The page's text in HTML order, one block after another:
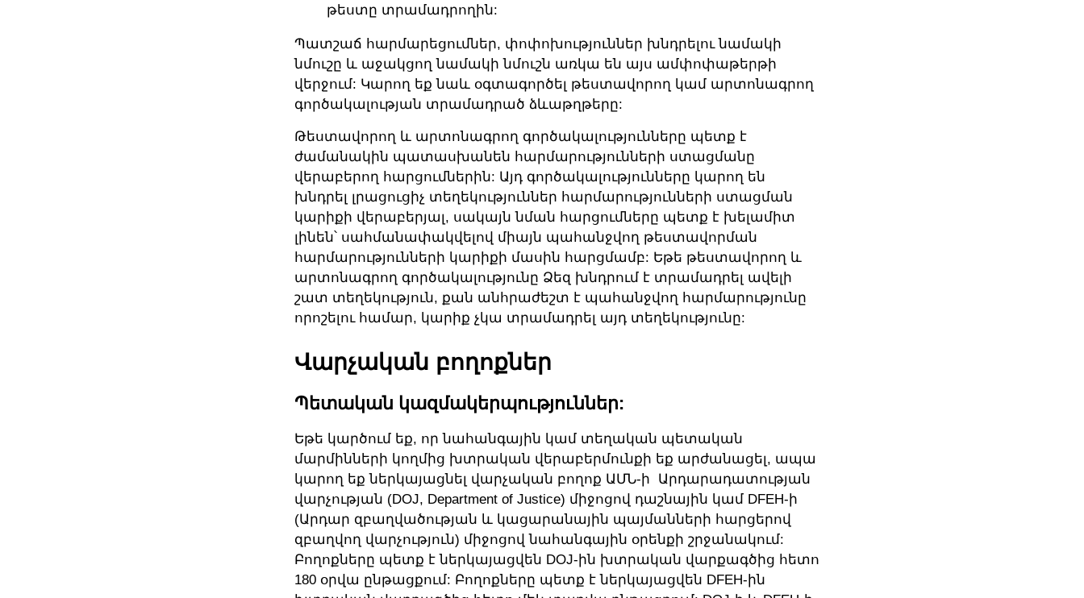
թեստը տրամադրողին:
Պատշաճ հարմարեցումներ, փոփոխություններ խնդրելու նամակի
նմուշը և աջակցող նամակի նմուշն առկա են այս ամփոփաթերթի
վերջում: Կարող եք նաև օգտագործել թեստավորող կամ արտոնագրող
գործակալության տրամադրած ձևաթղթերը:
Թեստավորող և արտոնագրող գործակալությունները պետք է
ժամանակին պատասխանեն հարմարությունների ստացմանը
վերաբերող հարցումներին: Այդ գործակալությունները կարող են
խնդրել լրացուցիչ տեղեկություններ հարմարությունների ստացման
կարիքի վերաբերյալ, սակայն նման հարցումները պետք է խելամիտ
լինեն՝ սահմանափակվելով միայն պահանջվող թեստավորման
հարմարությունների կարիքի մասին հարցմամբ: Եթե թեստավորող և
արտոնագրող գործակալությունը Ձեզ խնդրում է տրամադրել ավելի
շատ տեղեկություն, քան անհրաժեշտ է պահանջվող հարմարությունը
որոշելու համար, կարիք չկա տրամադրել այդ տեղեկությունը:
Վարչական բողոքներ
Պետական կազմակերպություններ:
Եթե կարծում եք, որ նահանգային կամ տեղական պետական
մարմինների կողմից խտրական վերաբերմունքի եք արժանացել, ապա
կարող եք ներկայացնել վարչական բողոք ԱՄՆ-ի Արդարադատության
վարչության (DOJ, Department of Justice) միջոցով դաշնային կամ DFEH-ի
(Արդար զբաղվածության և կացարանային պայմանների հարցերով
զբաղվող վարչություն) միջոցով նահանգային օրենքի շրջանակում:
Բողոքները պետք է ներկայացվեն DOJ-ին խտրական վարքագծից հետո
180 օրվա ընթացքում: Բողոքները պետք է ներկայացվեն DFEH-ին